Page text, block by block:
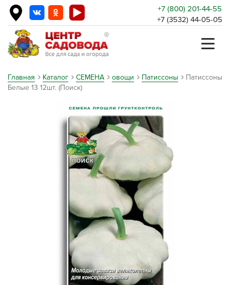
+7 (800) 201-44-55
+7 (3532) 44-05-05
Главная Каталог СЕМЕНА овощи Патиссоны
Патиссоны
Белые 13 12шт. (Поиск)